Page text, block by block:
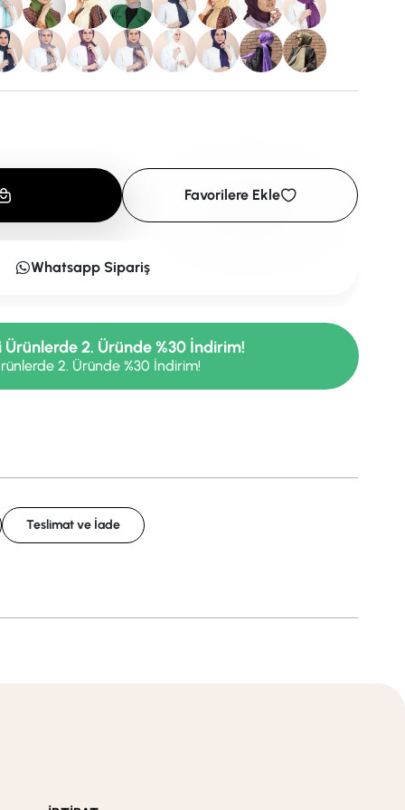
Favorilere Ekle
Whatsapp Sipariş
Ürünlerde 2. Üründe %30 İndirim!
2. Üründe %30 İndirim!
Teslimat ve İade